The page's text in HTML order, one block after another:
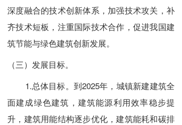
深度融合的技术创新体系，加强技术攻关，补
齐技术短板，注重国际技术合作，促进我国建
筑节能与绿色建筑创新发展。
（三）发展目标。
1.总体目标。到2025年，城镇新建建筑全
面建成绿色建筑，建筑能源利用效率稳步提
升，建筑用能结构逐步优化，建筑能耗和碳排